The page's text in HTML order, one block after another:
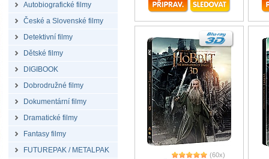
Autobiografické filmy
České a Slovenské filmy
Detektivní filmy
Dětské filmy
DIGIBOOK
Dobrodružné filmy
Dokumentární filmy
Dramatické filmy
Fantasy filmy
FUTUREPAK / METALPAK
(60x)